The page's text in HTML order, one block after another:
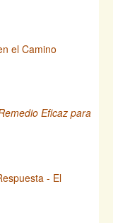
el Camino
Eficaz para
- El